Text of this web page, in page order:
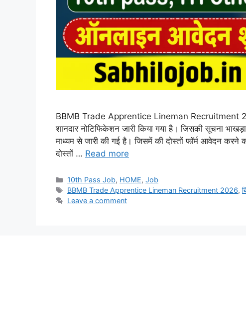
BBMB Trade Apprentice Lineman Recruitment
शानदार नोटिफिकेशन जारी किया गया है। जिसकी सूचना
माध्यम से जारी की गई है। जिसमें की दोस्तों फॉर्म आवेदन करने
दोस्तों … Read more
Categories
10th Pass Job, HOME,Job
Tags
BBMB Trade Apprentice Lineman Recruitment 2026,
Leave a comment